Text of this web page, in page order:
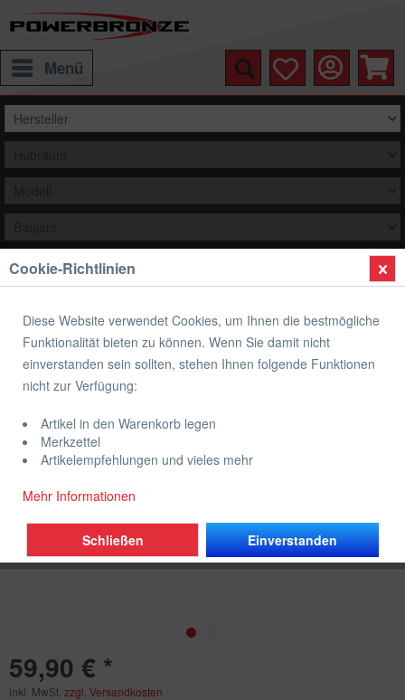
Menü
Auswählen
Übersicht Kühlergrill
Kühlergrill Powerbronze - Moto-Guzzi
V100 Mandello
59,90 € *
inkl. MwSt. zzgl. Versandkosten
Cookie-Richtlinien
Diese Website verwendet Cookies, um Ihnen die bestmögliche
Funktionalität bieten zu können. Wenn Sie damit nicht
einverstanden sein sollten, stehen Ihnen folgende Funktionen
nicht zur Verfügung:
Artikel in den Warenkorb legen
Merkzettel
Artikelempfehlungen und vieles mehr
Mehr Informationen
Einverstanden
Schließen